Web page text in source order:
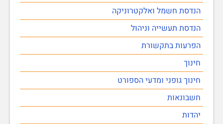
הנדסת חשמל ואלקטרוניקה
הנדסת תעשייה וניהול
הפרעות בתקשורת
חינוך
חינוך גופני ומדעי הספורט
חשבונאות
יהדות